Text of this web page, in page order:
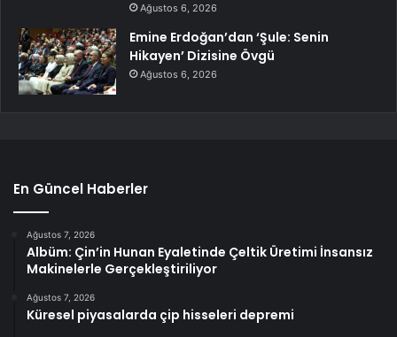
Ağustos 6, 2026
Emine Erdoğan’dan ‘Şule: Senin
Hikayen’ Dizisine Övgü
Ağustos 6, 2026
En Güncel Haberler
Ağustos 7, 2026
Albüm: Çin’in Hunan Eyaletinde Çeltik Üretimi İnsansız
Makinelerle Gerçekleştiriliyor
Ağustos 7, 2026
Küresel piyasalarda çip hisseleri depremi